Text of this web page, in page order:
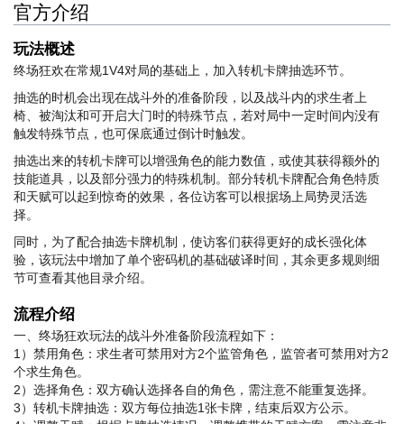
官方介绍
玩法概述
终场狂欢在常规1V4对局的基础上，加入转机卡牌抽选环节。
抽选的时机会出现在战斗外的准备阶段，以及战斗内的求生者上
椅、被淘汰和可开启大门时的特殊节点，若对局中一定时间内没有
触发特殊节点，也可保底通过倒计时触发。
抽选出来的转机卡牌可以增强角色的能力数值，或使其获得额外的
技能道具，以及部分强力的特殊机制。部分转机卡牌配合角色特质
和天赋可以起到惊奇的效果，各位访客可以根据场上局势灵活选
择。
同时，为了配合抽选卡牌机制，使访客们获得更好的成长强化体
验，该玩法中增加了单个密码机的基础破译时间，其余更多规则细
节可查看其他目录介绍。
流程介绍
一、终场狂欢玩法的战斗外准备阶段流程如下：
1）禁用角色：求生者可禁用对方2个监管角色，监管者可禁用对方2
个求生角色。
2）选择角色：双方确认选择各自的角色，需注意不能重复选择。
3）转机卡牌抽选：双方每位抽选1张卡牌，结束后双方公示。